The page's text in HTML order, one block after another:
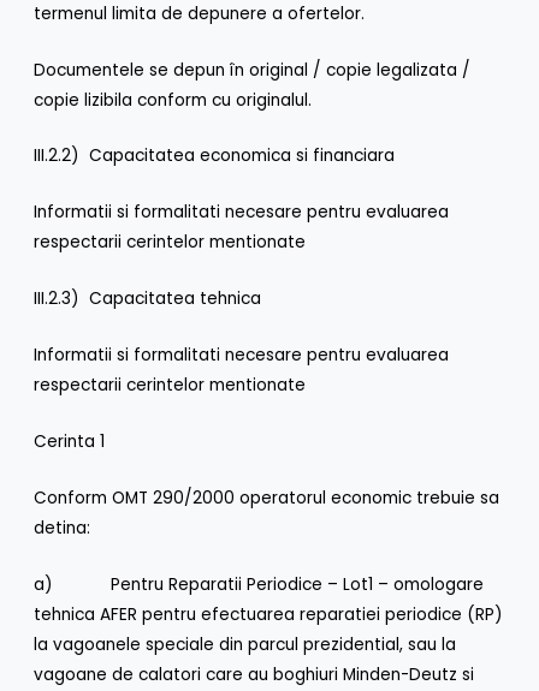
termenul limita de depunere a ofertelor.
Documentele se depun în original / copie legalizata /
copie lizibila conform cu originalul.
III.2.2) Capacitatea economica si financiara
Informatii si formalitati necesare pentru evaluarea
respectarii cerintelor mentionate
III.2.3) Capacitatea tehnica
Informatii si formalitati necesare pentru evaluarea
respectarii cerintelor mentionate
Cerinta 1
Conform OMT 290/2000 operatorul economic trebuie sa
detina:
a) Pentru Reparatii Periodice – Lot1 – omologare
tehnica AFER pentru efectuarea reparatiei periodice (RP)
la vagoanele speciale din parcul prezidential, sau la
vagoane de calatori care au boghiuri Minden-Deutz si